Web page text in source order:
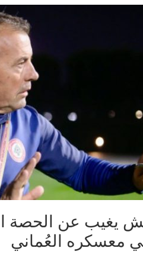
يغيب عن الحصة
في معسكره العُماني